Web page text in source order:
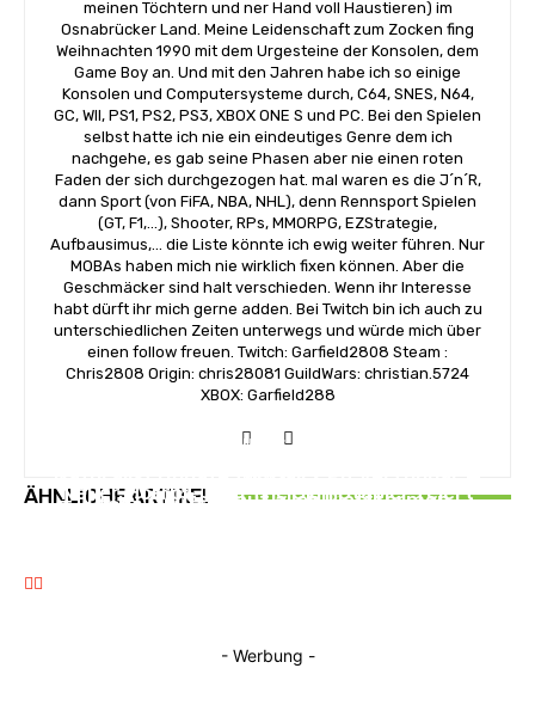
meinen Töchtern und ner Hand voll Haustieren) im
Osnabrücker Land. Meine Leidenschaft zum Zocken fing
Weihnachten 1990 mit dem Urgesteine der Konsolen, dem
Game Boy an. Und mit den Jahren habe ich so einige
Konsolen und Computersysteme durch, C64, SNES, N64,
GC, WII, PS1, PS2, PS3, XBOX ONE S und PC. Bei den Spielen
selbst hatte ich nie ein eindeutiges Genre dem ich
nachgehe, es gab seine Phasen aber nie einen roten
Faden der sich durchgezogen hat. mal waren es die J´n´R,
dann Sport (von FiFA, NBA, NHL), denn Rennsport Spielen
(GT, F1,...), Shooter, RPs, MMORPG, EZStrategie,
Aufbausimus,... die Liste könnte ich ewig weiter führen. Nur
MOBAs haben mich nie wirklich fixen können. Aber die
Geschmäcker sind halt verschieden. Wenn ihr Interesse
habt dürft ihr mich gerne adden. Bei Twitch bin ich auch zu
unterschiedlichen Zeiten unterwegs und würde mich über
einen follow freuen. Twitch: Garfield2808 Steam :
Chris2808 Origin: chris28081 GuildWars: christian.5724
XBOX: Garfield288
ÄHNLICHE ARTIKEL
NEWS
neuer Content auf allen Plattformen
Neuer Horror‑Titel The Skin Stapler feiert
Tom Clancy’s The Division Resurgence – ab
- Werbung -